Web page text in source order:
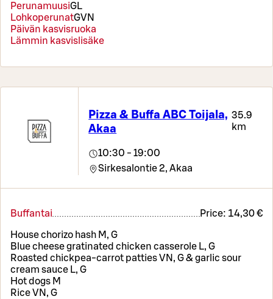
PerunamuusiGL
LohkoperunatGVN
Päivän kasvisruoka
Lämmin kasvislisäke
Pizza & Buffa ABC Toijala,
Akaa
35.9
km
10:30 - 19:00
Sirkesalontie 2, Akaa
Buffantai Price: 14,30 €
House chorizo hash M, G
Blue cheese gratinated chicken casserole L, G
Roasted chickpea-carrot patties VN, G & garlic sour
cream sauce L, G
Hot dogs M
Rice VN, G